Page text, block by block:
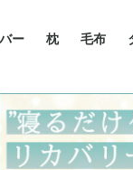
ングル
トセミシ
ングル
ー
団カバー
カバー
ー
ーツ
カバー
ョンカバー
ニックコットン
セット
枕
小さめ
やや小さめ
普通 43×63cm
大きめ
パイプ枕
高反発枕
低反発枕
機能性枕・そ
毛布